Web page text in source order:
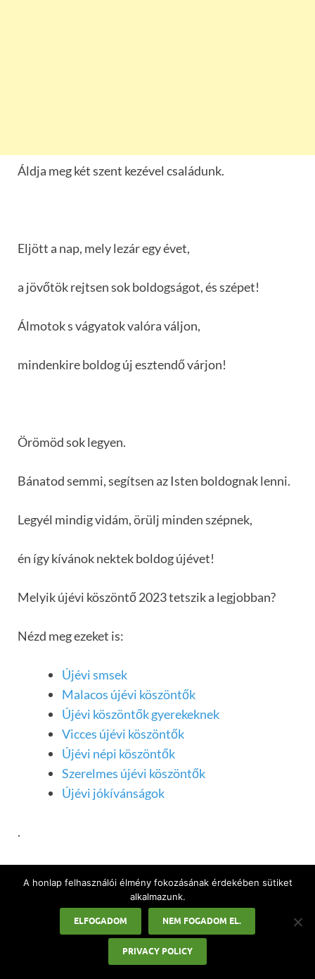
Áldja meg két szent kezével családunk.
Eljött a nap, mely lezár egy évet,
a jövőtök rejtsen sok boldogságot, és szépet!
Álmotok s vágyatok valóra váljon,
mindenkire boldog új esztendő várjon!
Örömöd sok legyen.
Bánatod semmi, segítsen az Isten boldognak lenni.
Legyél mindig vidám, örülj minden szépnek,
én így kívánok nektek boldog újévet!
Melyik újévi köszöntő 2023 tetszik a legjobban?
Nézd meg ezeket is:
Újévi smsek
Malacos újévi köszöntők
Újévi köszöntők gyerekeknek
Vicces újévi köszöntők
Újévi népi köszöntők
Szerelmes újévi köszöntők
Újévi jókívánságok
.
A honlap felhasználói élmény fokozásának érdekében sütiket
alkalmazunk.
ELFOGADOM NEM FOGADOM EL.
PRIVACY POLICY